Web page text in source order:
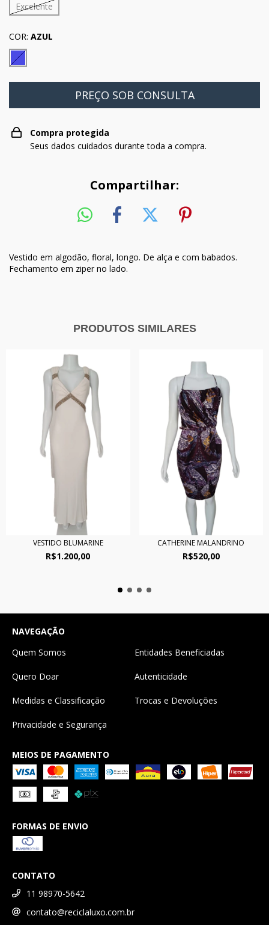
Excelente
COR: AZUL
Compra protegida
Seus dados cuidados durante toda a compra.
Compartilhar:
Vestido em algodão, floral, longo. De alça e com babados.
Fechamento em ziper no lado.
PRODUTOS SIMILARES
VESTIDO BLUMARINE
R$1.200,00
CATHERINE MALANDRINO
R$520,00
NAVEGAÇÃO
Quem Somos
Entidades Beneficiadas
Quero Doar Autenticidade
Medidas e Classificação Trocas e Devoluções
Privacidade e Segurança
MEIOS DE PAGAMENTO
FORMAS DE ENVIO
CONTATO
11 98970-5642
contato@reciclaluxo.com.br